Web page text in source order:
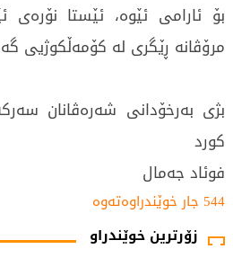
بۆ ئارامی ئێوە، ئێستا
مرۆڤانە ڕێگری لە کۆمەڵکوژیی
بژی بەرخۆدانی شەرەڤانان
کورد
فوئاد جەمال
544 جار خوێندراوەتەوە
زۆرترین خوێندراو